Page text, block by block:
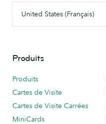
United States (Français)
Produits
Produits
Cartes de Visite
Cartes de Visite Carrées
MiniCards